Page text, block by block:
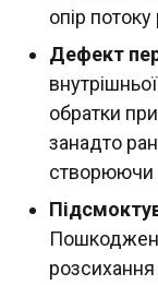
опір
Дефект
обратки
занадто
створюючи